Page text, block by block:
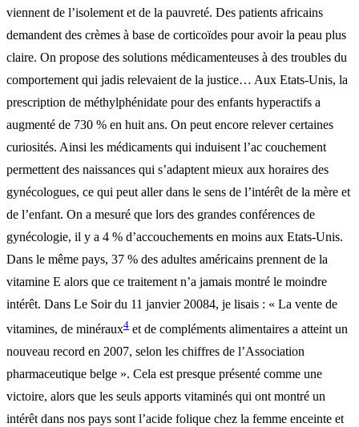
viennent de l’isolement et de la pauvreté. Des patients africains
demandent des crèmes à base de corticoïdes pour avoir la peau plus
claire. On propose des solutions médicamenteuses à des troubles du
comportement qui jadis relevaient de la justice… Aux Etats-Unis, la
prescription de méthylphénidate pour des enfants hyperactifs a
augmenté de 730 % en huit ans. On peut encore relever certaines
curiosités. Ainsi les médicaments qui induisent l’ac couchement
permettent des naissances qui s’adaptent mieux aux horaires des
gynécologues, ce qui peut aller dans le sens de l’intérêt de la mère et
de l’enfant. On a mesuré que lors des grandes conférences de
gynécologie, il y a 4 % d’accouchements en moins aux Etats-Unis.
Dans le même pays, 37 % des adultes américains prennent de la
vitamine E alors que ce traitement n’a jamais montré le moindre
intérêt. Dans Le Soir du 11 janvier 20084, je lisais : « La vente de
vitamines, de minéraux4 et de compléments alimentaires a atteint un
nouveau record en 2007, selon les chiffres de l’Association
pharmaceutique belge ». Cela est presque présenté comme une
victoire, alors que les seuls apports vitaminés qui ont montré un
intérêt dans nos pays sont l’acide folique chez la femme enceinte et